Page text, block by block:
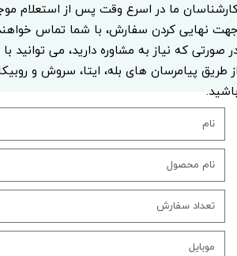
ما در اسرع وقت پس از استعلام
نهایی کردن سفارش، با شما تماس
صورتی که نیاز به مشاوره دارید، می توانید
طریق پیامرسان های بله، ایتا، سروش و